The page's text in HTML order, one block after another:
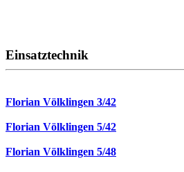
Einsatztechnik
Florian Völklingen 3/42
Florian Völklingen 5/42
Florian Völklingen 5/48